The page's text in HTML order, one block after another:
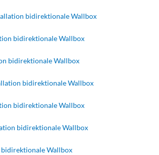
bidirektionale Wallbox
bidirektionale Wallbox
bidirektionale Wallbox
bidirektionale Wallbox
bidirektionale Wallbox
bidirektionale Wallbox
Wallbox